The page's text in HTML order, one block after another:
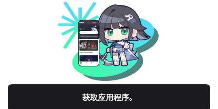
Teamfight Tactics Stats
LOLCHESS.GG
VALORANT.DAK.GG
PUBG.DAK.GG
Eternal Return StatsER.DAK.GG
Genshin Impact Stats
GENSHIN.DAK.GG
DEADLOCK.DAK.GG
Terms of Service Privacy Notice
© All Rights Reserved. Hosted by PlayXP Inc. Eternal Return and all related
logos are trademarks of Nimble Neuron, inc. or its affiliates.
获取应用程序。